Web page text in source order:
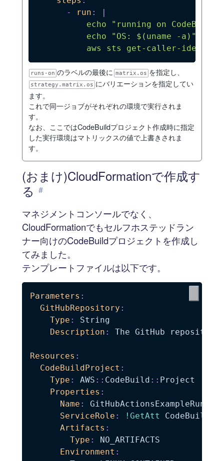
-
run :
|
echo "running on
          echo "OS: $(uname -a)"
          aws sts get-caller-identity
runs-on のラベルの最後に matrix.os を指定し、
strategy.matrix.os にバリエーションを指定してい
ます。
これで同一ジョブがそれぞれの環境で実行されま
す。
なお、ここではCodeBuildプロジェクト作成時に指定
した実行環境はマトリックスの値で上書きされま
す。
(おまけ)CloudFormationで作成す
る #
マネジメントコンソールでなく、
CloudFormationでもセルフホステッドラン
ナー向けのCodeBuildプロジェクトを作成し
てみました。
テンプレートファイルは以下です。
Parameters :
GitHubRepository :
Type :
String
Description : The GitHub repository
Resources :
CodeBuildProject :
Type : AWS : : CodeBuild : : Project
Properties :
Name :
GitHubActionsExampleRunner
ServiceRole : !GetAtt
Artifacts :
Type :
NO_ARTIFACTS
Environment :